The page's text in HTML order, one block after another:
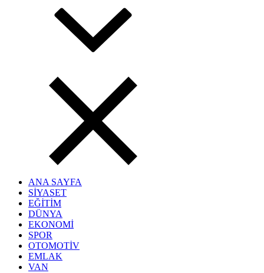
ANA SAYFA
SİYASET
EĞİTİM
DÜNYA
EKONOMİ
SPOR
OTOMOTİV
EMLAK
VAN